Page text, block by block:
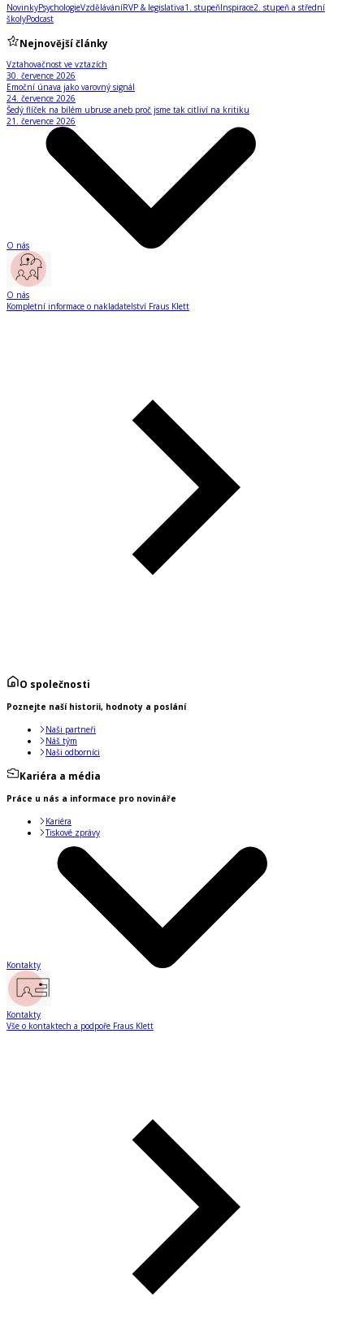
NovinkyPsychologieVzděláváníRVP & legislativa1. stupeňInspirace2. stupeň a střední
školyPodcast
Nejnovější články
Vztahovačnost ve vztazích
30. července 2026
Emoční únava jako varovný signál
24. července 2026
Šedý flíček na bílém ubruse aneb proč jsme tak citliví na kritiku
21. července 2026
O nás
O nás
Kompletní informace o nakladatelství Fraus Klett
O společnosti
Poznejte naší historii, hodnoty a poslání
Naši partneři
Náš tým
Naši odborníci
Kariéra a média
Práce u nás a informace pro novináře
Kariéra
Tiskové zprávy
Kontakty
Kontakty
Vše o kontaktech a podpoře Fraus Klett